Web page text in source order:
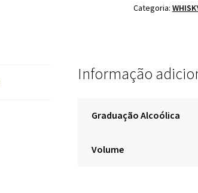
Categoria:
Informação
Graduação Alcoólica
Volume